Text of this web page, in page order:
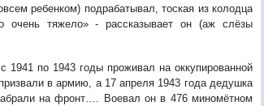
ребенком) подрабатывал, тоская из колодца
очень тяжело» - рассказывает он (аж слёзы
по 1943 годы проживал на оккупированной
в армию, а 17 апреля 1943 года дедушка
на фронт…. Воевал он в 476 миномётном